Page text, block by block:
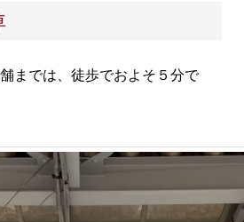
までは、徒歩でおよそ５分で